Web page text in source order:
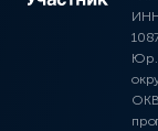
ИНН
Юр.